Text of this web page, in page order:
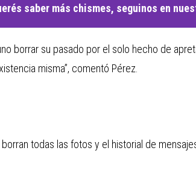
saber más chismes, seguinos en
borrar su pasado por el solo hecho de
misma”, comentó Pérez.
todas las fotos y el historial de